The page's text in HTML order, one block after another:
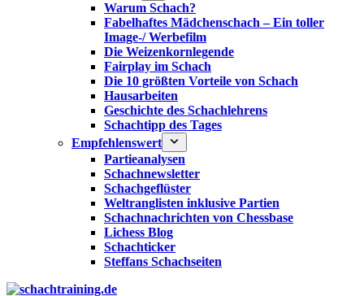
Warum Schach?
Fabelhaftes Mädchenschach – Ein toller
Image-/ Werbefilm
Die Weizenkornlegende
Fairplay im Schach
Die 10 größten Vorteile von Schach‎
Hausarbeiten
Geschichte des Schachlehrens
Schachtipp des Tages
Empfehlenswert
Partieanalysen
Schachnewsletter
Schachgeflüster
Weltranglisten inklusive Partien
Schachnachrichten von Chessbase
Lichess Blog
Schachticker
Steffans Schachseiten